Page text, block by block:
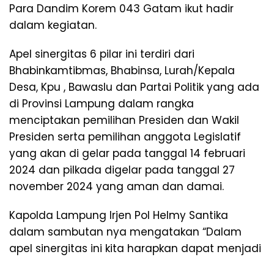
Para Dandim Korem 043 Gatam ikut hadir
dalam kegiatan.
Apel sinergitas 6 pilar ini terdiri dari
Bhabinkamtibmas, Bhabinsa, Lurah/Kepala
Desa, Kpu , Bawaslu dan Partai Politik yang ada
di Provinsi Lampung dalam rangka
menciptakan pemilihan Presiden dan Wakil
Presiden serta pemilihan anggota Legislatif
yang akan di gelar pada tanggal 14 februari
2024 dan pilkada digelar pada tanggal 27
november 2024 yang aman dan damai.
Kapolda Lampung Irjen Pol Helmy Santika
dalam sambutan nya mengatakan “Dalam
apel sinergitas ini kita harapkan dapat menjadi